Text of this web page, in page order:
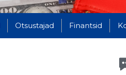
Otsustajad Finantsid